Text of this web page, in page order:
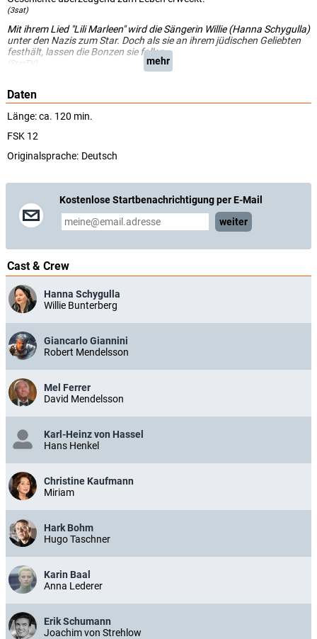
(3sat)
Mit ihrem Lied "Lili Marleen" wird die Sängerin Willie (Hanna Schygulla)
unter den Nazis zum Star. Doch als sie an ihrem jüdischen Geliebten
festhält, lassen die Bonzen sie fallen.
(StarTV) mehr
Daten
Länge: ca. 120 min.
FSK 12
Originalsprache: Deutsch
Kostenlose Startbenachrichtigung per E-Mail
weiter
Cast & Crew
Hanna Schygulla
Willie Bunterberg
Giancarlo Giannini
Robert Mendelsson
Mel Ferrer
David Mendelsson
Karl-Heinz von Hassel
Hans Henkel
Christine Kaufmann
Miriam
Hark Bohm
Hugo Taschner
Karin Baal
Anna Lederer
Erik Schumann
Joachim von Strehlow